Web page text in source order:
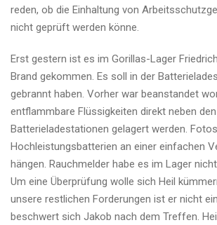
reden, ob die Einhaltung von
nicht geprüft werden könne.
Erst gestern ist es im Gorillas-Lager
Brand gekommen. Es soll in der
gebrannt haben. Vorher war beanstandet
entflammbare Flüssigkeiten direkt neben den
Batterieladestationen gelagert werden.
Hochleistungsbatterien an einer einfachen
hängen. Rauchmelder habe es im Lager
Um eine Überprüfung wolle sich Heil
unsere restlichen Forderungen ist er nicht
beschwert sich Jakob nach dem Treffen.